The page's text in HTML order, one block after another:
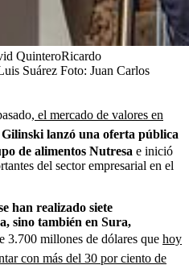
QuinteroRicardo
Suárez Foto: Juan Carlos
el mercado de valores en
lanzó una oferta pública
de alimentos Nutresa e inició
del sector empresarial en el
han realizado siete
sino también en Sura,
3.700 millones de dólares que hoy
con más del 30 por ciento de